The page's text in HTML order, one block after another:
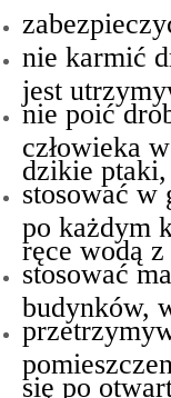
nie karmić
jest
nie poić
człowieka
dzikie ptaki,
stosować w
po każdym
ręce wodą z
stosować
budynków,
się po